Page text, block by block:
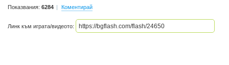
Показвания: 6284 Коментирай
Линк към играта/видеото: